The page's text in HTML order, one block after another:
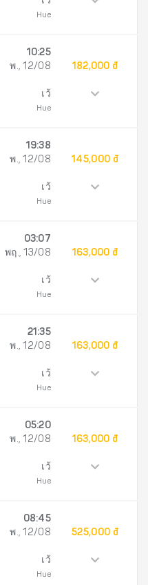
Hue
10:25
พ., 12/08
เว้
Hue
182,000 đ
19:38
พ., 12/08
เว้
Hue
145,000 đ
03:07
พฤ., 13/08
เว้
Hue
163,000 đ
21:35
พ., 12/08
เว้
Hue
163,000 đ
05:20
พ., 12/08
เว้
Hue
163,000 đ
08:45
พ., 12/08
เว้
Hue
525,000 đ